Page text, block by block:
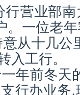
行营业部
。一位老
从十几公
入工行。
年前冬天
行办业务